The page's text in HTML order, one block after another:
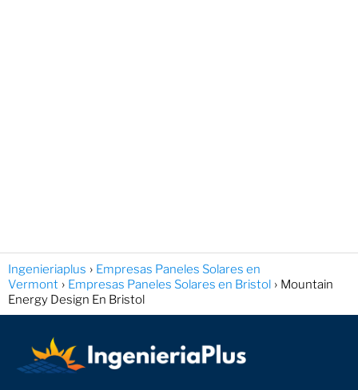
Ingenieriaplus
Empresas Paneles Solares en
Vermont
Empresas Paneles Solares en Bristol
Mountain
Energy Design En Bristol